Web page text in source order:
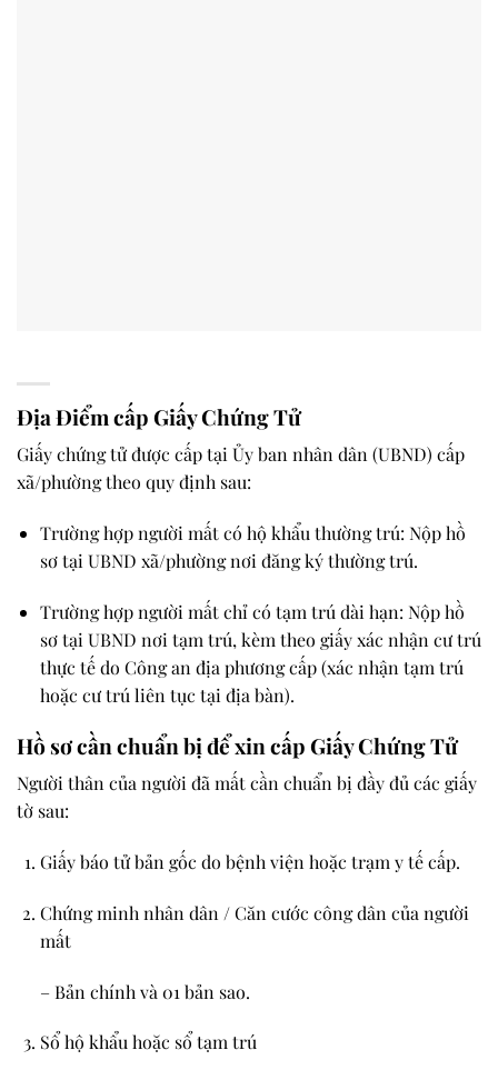
Địa Điểm cấp Giấy Chứng Tử
Giấy chứng tử được cấp tạiỦy ban nhân dân (UBND) cấp
xã/phườngtheo quy định sau:
Trường hợp người mất có hộ khẩu thường trú: Nộp hồ
sơ tại UBND xã/phường nơi đăng ký thường trú.
Trường hợp người mất chỉ có tạm trú dài hạn: Nộp hồ
sơ tại UBND nơi tạm trú, kèm theo giấy xác nhận cư trú
thực tếdo Công an địa phươngcấp (xác nhận tạm trú
hoặc cư trú liên tục tại địa bàn).
Hồ sơ cần chuẩn bị để xin cấp Giấy Chứng Tử
Người thân của người đã mất cần chuẩn bị đầy đủ các giấy
tờ sau:
Giấy báo tử bản gốc do bệnh viện hoặc trạm y tế cấp.
Chứng minh nhân dân / Căn cước công dân của người
mất
– Bản chính và 01 bản sao.
Sổ hộ khẩu hoặc sổ tạm trú